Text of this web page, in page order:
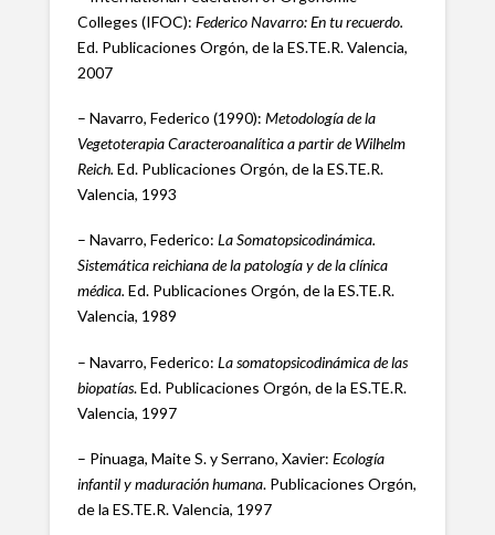
Colleges (IFOC): Federico Navarro: En tu recuerdo.
Ed. Publicaciones Orgón, de la ES.TE.R. Valencia,
2007
– Navarro, Federico (1990): Metodología de la
Vegetoterapia Caracteroanalítica a partir de Wilhelm
Reich. Ed. Publicaciones Orgón, de la ES.TE.R.
Valencia, 1993
– Navarro, Federico: La Somatopsicodinámica.
Sistemática reichiana de la patología y de la clínica
médica. Ed. Publicaciones Orgón, de la ES.TE.R.
Valencia, 1989
– Navarro, Federico: La somatopsicodinámica de las
biopatías. Ed. Publicaciones Orgón, de la ES.TE.R.
Valencia, 1997
– Pinuaga, Maite S. y Serrano, Xavier: Ecología
infantil y maduración humana. Publicaciones Orgón,
de la ES.TE.R. Valencia, 1997